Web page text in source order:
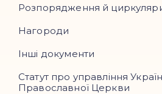
Розпорядження й
Нагороди
Інші документи
Статут про управління
Православної Церкви